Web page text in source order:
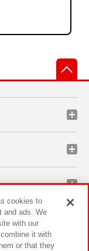
cookies to
and ads. We
with our
it with
or that they